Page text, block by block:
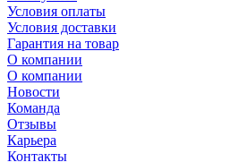
Условия оплаты
Условия доставки
Гарантия на товар
О компании
О компании
Новости
Команда
Отзывы
Карьера
Контакты